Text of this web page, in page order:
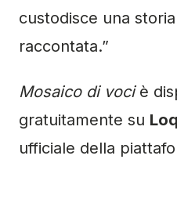
custodisce una
raccontata.”
Mosaico di voci è
gratuitamente su
ufficiale della